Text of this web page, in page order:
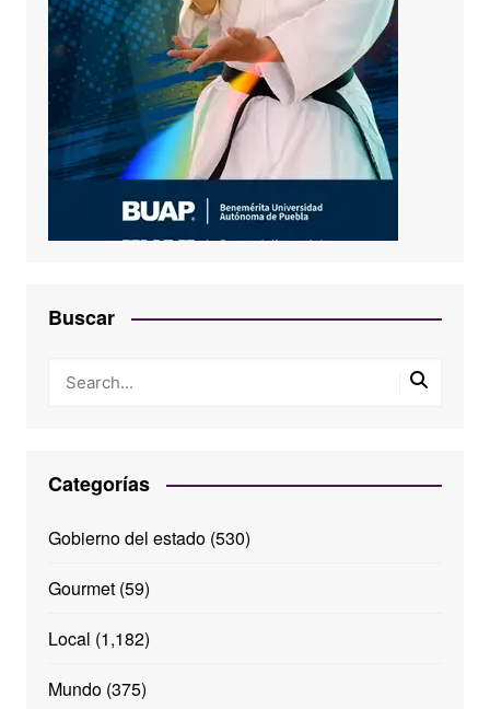
Buscar
Categorías
Gobierno del estado(530)
Gourmet(59)
Local (1,182)
Mundo(375)